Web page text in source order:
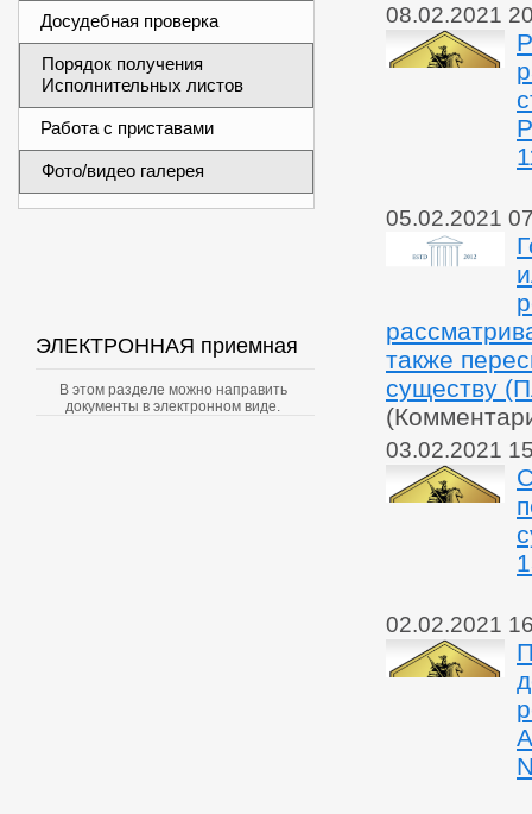
Досудебная проверка
Порядок получения
Исполнительных листов
Работа с приставами
Фото/видео галерея
ЭЛЕКТРОННАЯ приемная
В этом разделе можно направить
документы в электронном виде.
08.02.2021
05.02.2021
также
существу
03.02.2021
02.02.2021